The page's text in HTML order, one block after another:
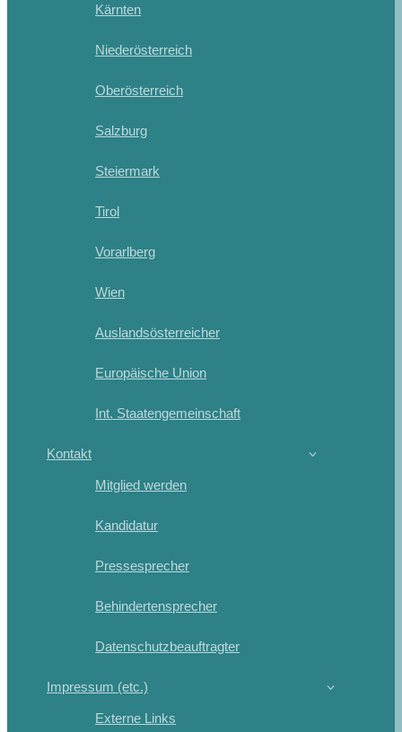
Kärnten
Niederösterreich
Oberösterreich
Salzburg
Steiermark
Tirol
Vorarlberg
Wien
Auslandsösterreicher
Europäische Union
Int. Staatengemeinschaft
Kontakt
Mitglied werden
Kandidatur
Pressesprecher
Behindertensprecher
Datenschutzbeauftragter
Impressum (etc.)
Externe Links